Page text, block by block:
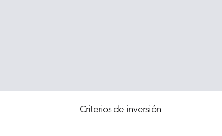
Criterios de inversión